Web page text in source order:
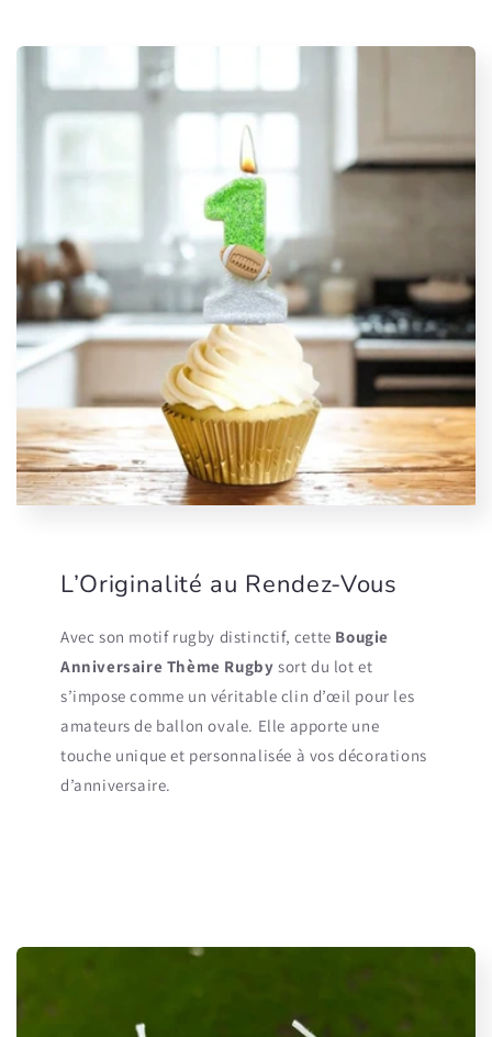
L’Originalité au Rendez-Vous
Avec son motif rugby distinctif, cette Bougie
Anniversaire Thème Rugby sort du lot et
s’impose comme un véritable clin d’œil pour les
amateurs de ballon ovale. Elle apporte une
touche unique et personnalisée à vos décorations
d’anniversaire.